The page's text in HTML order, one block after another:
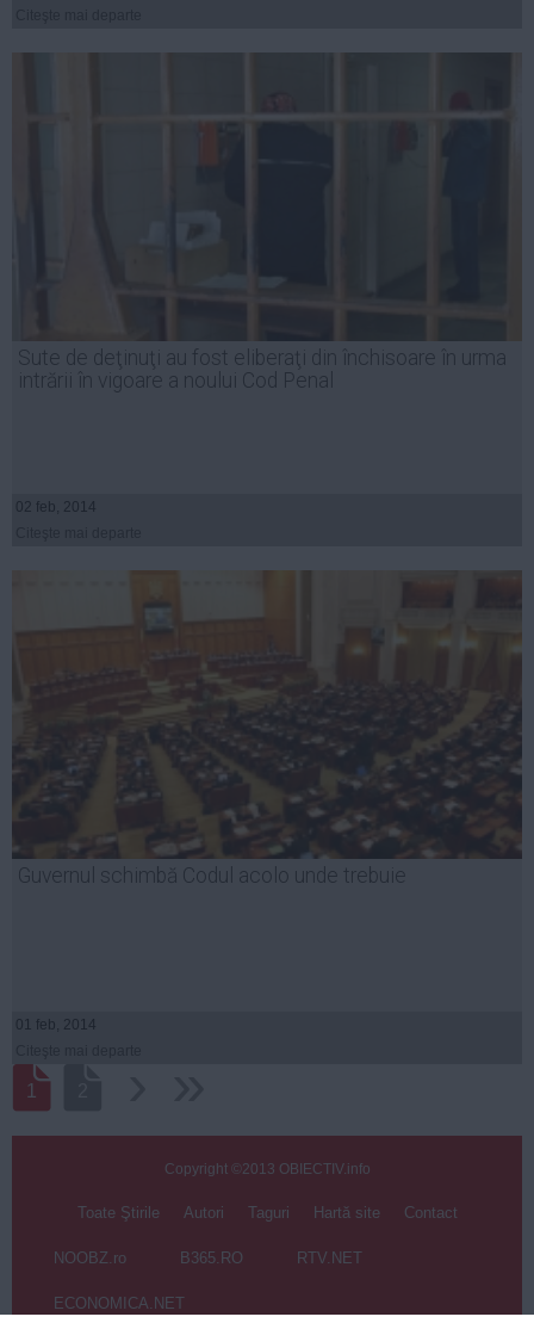
Sute de deţinuţi au fost eliberaţi din închisoare în urma
intrării în vigoare a noului Cod Penal
02 feb, 2014
Guvernul schimbă Codul acolo unde trebuie
01 feb, 2014
1
Copyright ©2013 OBIECTIV.info
Toate Ştirile Autori Taguri Hartă site Contact
NOOBZ.ro B365.RO RTV.NET
ECONOMICA.NET